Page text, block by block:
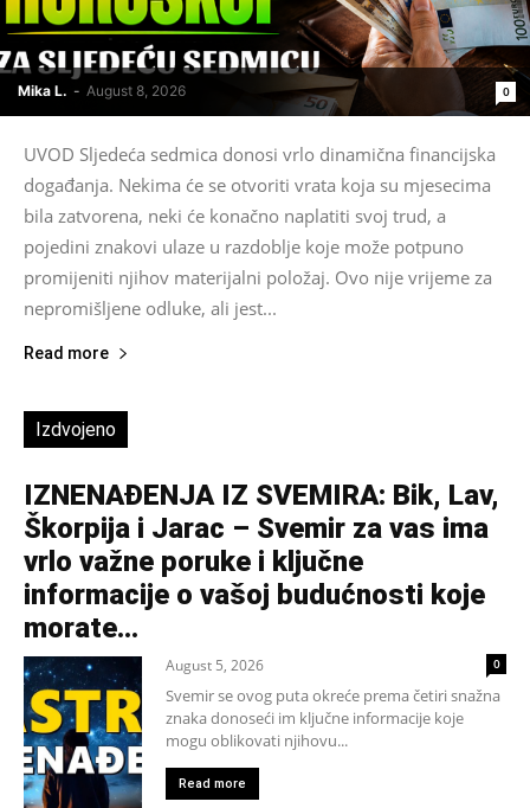
Mika L. - August 8, 2026 0
UVOD Sljedeća sedmica donosi vrlo dinamična financijska
događanja. Nekima će se otvoriti vrata koja su mjesecima
bila zatvorena, neki će konačno naplatiti svoj trud, a
pojedini znakovi ulaze u razdoblje koje može potpuno
promijeniti njihov materijalni položaj. Ovo nije vrijeme za
nepromišljene odluke, ali jest...
Read more
Izdvojeno
IZNENAĐENJA IZ SVEMIRA: Bik, Lav,
Škorpija i Jarac – Svemir za vas ima
vrlo važne poruke i ključne
informacije o vašoj budućnosti koje
morate...
August 5, 2026 0
Svemir se ovog puta okreće prema četiri snažna
znaka donoseći im ključne informacije koje
mogu oblikovati njihovu...
Read more